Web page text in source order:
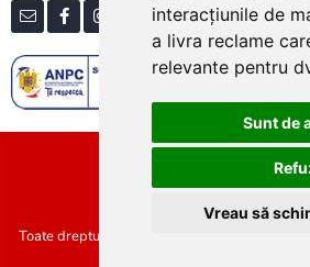
interacțiunile de
a livra reclame
relevante pentru
Sunt de
Vreau să
Toate drepturile rezervate SC Calor SRL ::